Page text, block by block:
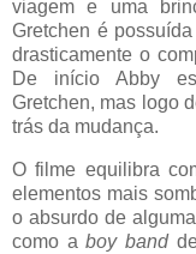
viagem e uma
Gretchen é
drasticamente o
De início Abby
Gretchen, mas logo
trás da mudança.
O filme equilibra
elementos mais
o absurdo de
como aboy band